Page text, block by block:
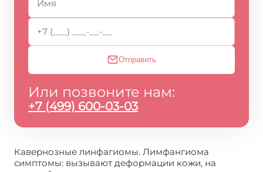
Отправить
Или позвоните нам:
+7 (499) 600-03-03
Кавернозные линфагиомы. Лимфангиома
симптомы: вызывают деформации кожи, на